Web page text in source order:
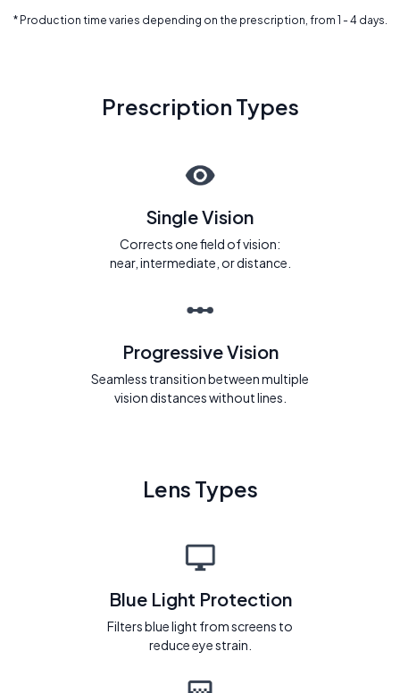
* Production time varies depending on the prescription, from 1 - 4 days.
Prescription Types
Single Vision
Corrects one field of vision:
near, intermediate, or distance.
Progressive Vision
Seamless transition between multiple
vision distances without lines.
Lens Types
Blue Light Protection
Filters blue light from screens to
reduce eye strain.